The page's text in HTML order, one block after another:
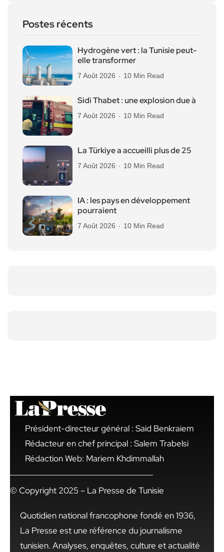
Postes récents
Hydrogène vert : la Tunisie peut-
elle transformer
7 Août 2026 10 Min Read
Sidi Thabet : une explosion due à
7 Août 2026 10 Min Read
La Türkiye a accueilli plus de 25
7 Août 2026 10 Min Read
IA : les pays en développement
pourraient
7 Août 2026 10 Min Read
Président-directeur général : Said Benkraiem
Rédacteur en chef principal : Salem Trabelsi
Rédaction Web: Mariem Khdimmallah
© Copyright 2025 – La Presse de Tunisie
Quotidien national francophone fondé en 1936,
La Presse est une référence du journalisme
tunisien. Analyses, enquêtes, culture et actualité